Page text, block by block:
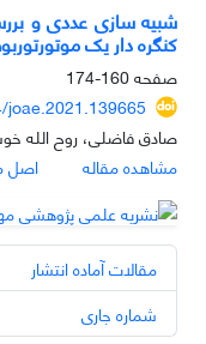
شبیه سازی عددی و
کنگره دار یک
صفحه160-174
joae.2021.139665
صادق فاضلی، روح الله
مشاهده مقاله
اصل
مقالات آماده انتشار
شماره جاری